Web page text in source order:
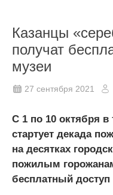
Казанцы
получат
музеи
27 сентября 2021
С 1 по 10 октября в
стартует декада
на десятках
пожилым
бесплатный